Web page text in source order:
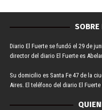
SOBRE
Diario El Fuerte se fundó el 29 de
director del diario El Fuerte es
Su domicilio es Santa Fe 47 de la
Aires. El teléfono del diario El